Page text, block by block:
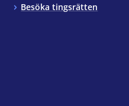
Besöka tingsrätten